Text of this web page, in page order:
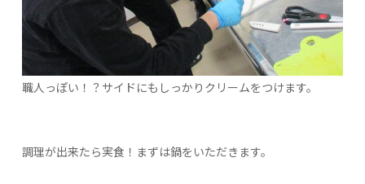
職人っぽい！？サイドにもしっかりクリームをつけます。
調理が出来たら実食！まずは鍋をいただきます。